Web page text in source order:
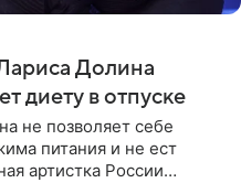
Долина
диету в отпуске
не позволяет себе
питания и не ест
артистка России